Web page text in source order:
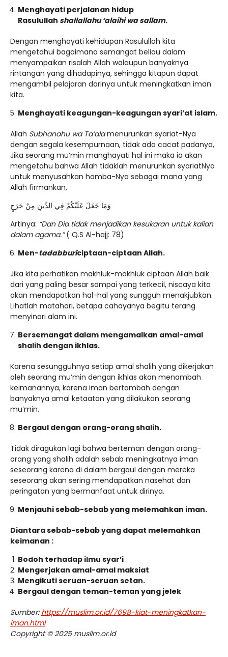
Menghayati perjalanan hidup
Rasulullah shallallahu ‘alaihi wa sallam.
Dengan menghayati kehidupan Rasulullah kita
mengetahui bagaimana semangat beliau dalam
menyampaikan risalah Allah walaupun banyaknya
rintangan yang dihadapinya, sehingga kitapun dapat
mengambil pelajaran darinya untuk meningkatkan iman
kita.
Menghayati keagungan-keagungan syari’at islam.
Allah Subhanahu wa Ta’alamenurunkan syariat-Nya
dengan segala kesempurnaan, tidak ada cacat padanya,
Jika seorang mu’min manghayati hal ini maka ia akan
mengetahu bahwa Allah tidaklah menurunkan syariatNya
untuk menyusahkan hamba-Nya sebagai mana yang
Allah firmankan,
وَمَا جَعَلَ عَلَيْكُمْ فِي الدِّينِ مِنْ حَرَجٍ
Artinya: “Dan Dia tidak menjadikan kesukaran untuk kalian
dalam agama.”( Q.S Al-hajj: 78)
Men-tadabburiciptaan-ciptaan Allah.
Jika kita perhatikan makhluk-makhluk ciptaan Allah baik
dari yang paling besar sampai yang terkecil, niscaya kita
akan mendapatkan hal-hal yang sungguh menakjubkan.
Lihatlah matahari, betapa cahayanya begitu terang
menyinari alam ini.
Bersemangat dalam mengamalkan amal-amal
shalih dengan ikhlas.
Karena sesungguhnya setiap amal shalih yang dikerjakan
oleh seorang mu’min dengan ikhlas akan menambah
keimanannya, karena iman bertambah dengan
banyaknya amal ketaatan yang dilakukan seorang
mu’min.
Bergaul dengan orang-orang shalih.
Tidak diragukan lagi bahwa berteman dengan orang-
orang yang shalih adalah sebab meningkatnya iman
seseorang karena di dalam bergaul dengan mereka
seseorang akan sering mendapatkan nasehat dan
peringatan yang bermanfaat untuk dirinya.
Menjauhi sebab-sebab yang melemahkan iman.
Diantara sebab-sebab yang dapat melemahkan
keimanan :
Bodoh terhadap ilmu syar’i
Mengerjakan amal-amal maksiat
Mengikuti seruan-seruan setan.
Bergaul dengan teman-teman yang jelek
Sumber: https://muslim.or.id/7698-kiat-meningkatkan-
iman.html
Copyright © 2025 muslim.or.id